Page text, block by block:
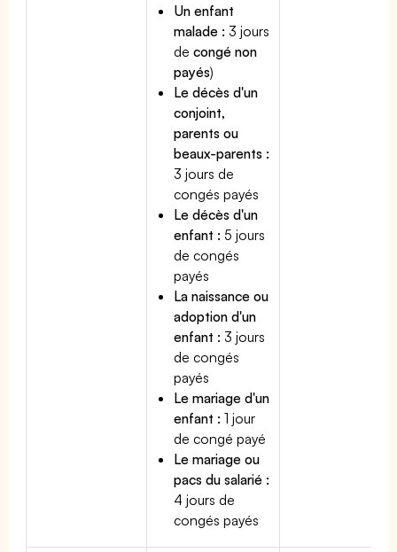
Un enfant
malade : 3 jours
decongé non
payés)
Le décès d'un
conjoint,
parents ou
beaux-parents :
3 jours de
congés payés
Le décès d'un
enfant : 5 jours
de congés
payés
La naissance ou
adoption d'un
enfant : 3 jours
de congés
payés
Le mariage d'un
enfant : 1 jour
de congé payé
Le mariage ou
pacs du salarié :
4 jours de
congés payés